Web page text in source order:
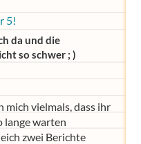
5!
da und die
so schwer ; )
mich vielmals, dass ihr
lange warten
zwei Berichte